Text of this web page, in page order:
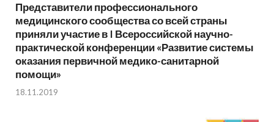
Представители профессионального
медицинского сообщества со всей страны
приняли участие в I Всероссийской научно-
практической конференции «Развитие системы
оказания первичной медико-санитарной
помощи»
18.11.2019